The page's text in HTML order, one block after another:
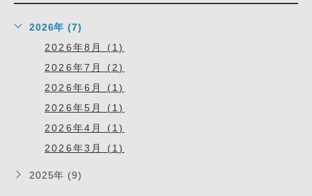
2026年 (7)
2026年8月 (1)
2026年7月 (2)
2026年6月 (1)
2026年5月 (1)
2026年4月 (1)
2026年3月 (1)
2025年 (9)